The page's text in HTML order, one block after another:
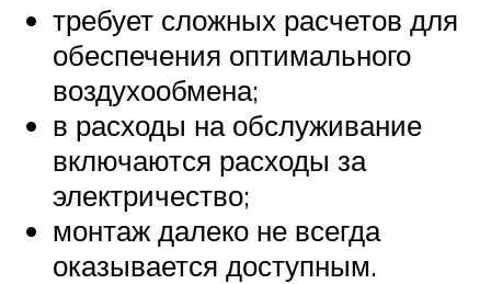
требует сложных расчетов для
обеспечения оптимального
воздухообмена;
в расходы на обслуживание
включаются расходы за
электричество;
монтаж далеко не всегда
оказывается доступным.